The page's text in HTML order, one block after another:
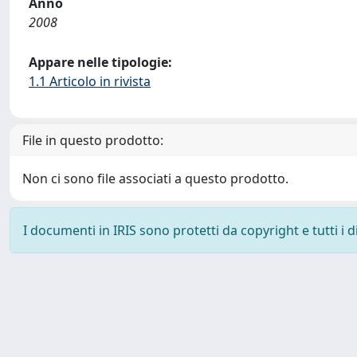
2008
Appare nelle tipologie:
1.1 Articolo in rivista
File in questo prodotto:
Non ci sono file associati a questo prodotto.
I documenti in IRIS sono protetti da copyright e tutti i